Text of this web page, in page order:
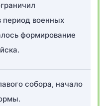
период военных
формирование
собора, начало